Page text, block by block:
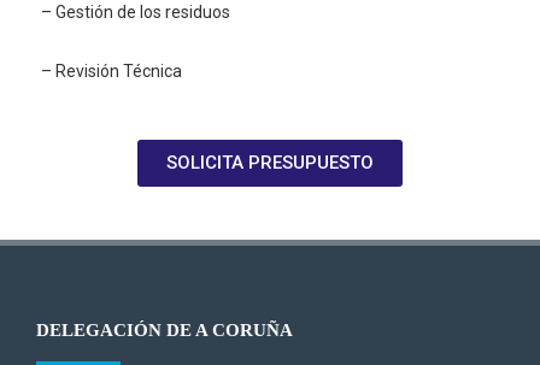
– Gestión de los residuos
– Revisión Técnica
SOLICITA PRESUPUESTO
DELEGACIÓN DE A CORUÑA